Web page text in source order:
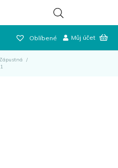
Oblíbené Můj účet
Zápustná
/